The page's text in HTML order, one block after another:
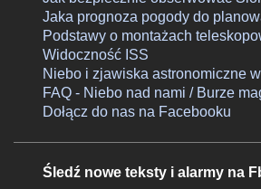
Jaka prognoza pogody do
Podstawy o montażach
Widoczność ISS
Niebo i zjawiska astronomiczne
FAQ - Niebo nad nami / Burze
Dołącz do nas na Facebooku
Śledź nowe teksty i alarmy na